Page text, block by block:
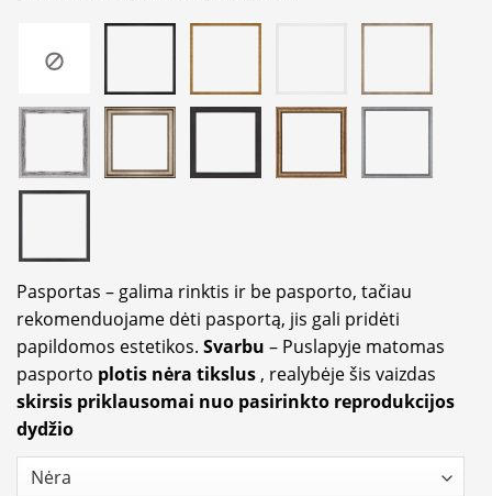
Pasportas – galima rinktis ir be pasporto, tačiau
rekomenduojame dėti pasportą, jis gali pridėti
papildomos estetikos. Svarbu – Puslapyje matomas
pasporto plotis nėra tikslus , realybėje šis vaizdas
skirsis priklausomai nuo pasirinkto reprodukcijos
dydžio